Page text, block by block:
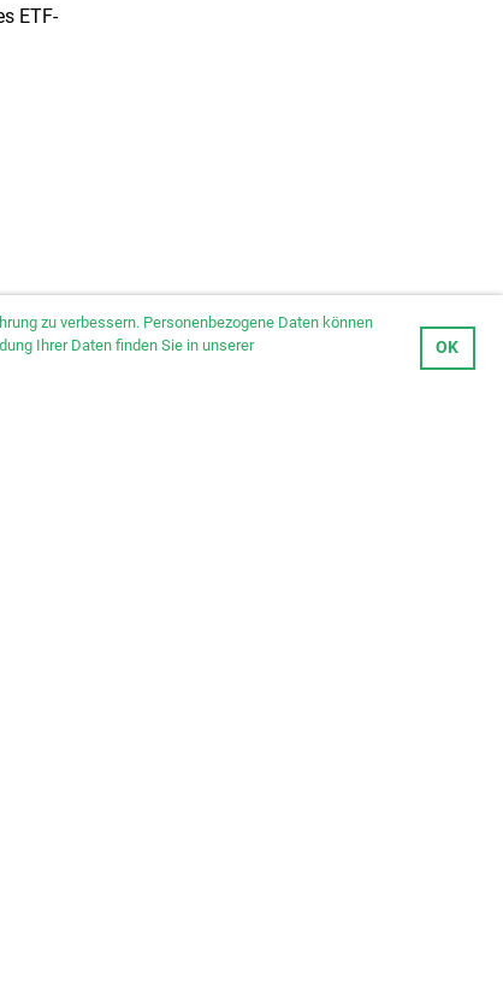
zu verbessern. Personenbezogene Daten können
Ihrer Daten finden Sie in unserer
OK
ETF-